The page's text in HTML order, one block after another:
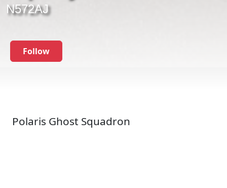
N572AJ
Follow
Polaris Ghost Squadron